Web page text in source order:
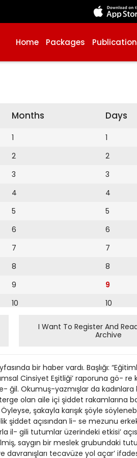
Home Packages
Months
1
2
3
4
5
6
7
8
9
10
Days
1
2
3
4
5
6
7
8
9
10
11
12
14
15
16
17
18
I Want To Register And
Archive
bir haber vardı. Başlığı:
Cinsiyet Eşitliği’ raporuna gö-
ğil. Okumuş-yazmışlar da
olan aile içi şiddet rakamlarına
şakayla karışık şöyle
şiddet açısından li- se mezunu
il- gili tutumlar üzerindeki etkisi’
saygın bir meslek grubundaki
davranışları tecavüze yol açar’